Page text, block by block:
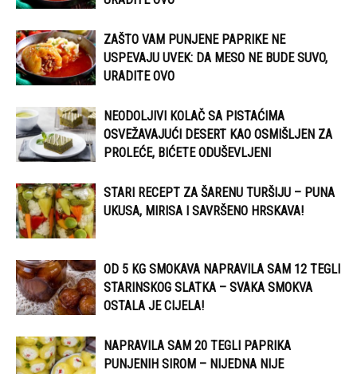
ZAŠTO VAM PUNJENE PAPRIKE NE
USPEVAJU UVEK: DA MESO NE BUDE SUVO,
URADITE OVO
NEODOLJIVI KOLAČ SA PISTAĆIMA
OSVEŽAVAJUĆI DESERT KAO OSMIŠLJEN ZA
PROLEĆE, BIĆETE ODUŠEVLJENI
STARI RECEPT ZA ŠARENU TURŠIJU – PUNA
UKUSA, MIRISA I SAVRŠENO HRSKAVA!
OD 5 KG SMOKAVA NAPRAVILA SAM 12 TEGLI
STARINSKOG SLATKA – SVAKA SMOKVA
OSTALA JE CIJELA!
NAPRAVILA SAM 20 TEGLI PAPRIKA
PUNJENIH SIROM – NIJEDNA NIJE